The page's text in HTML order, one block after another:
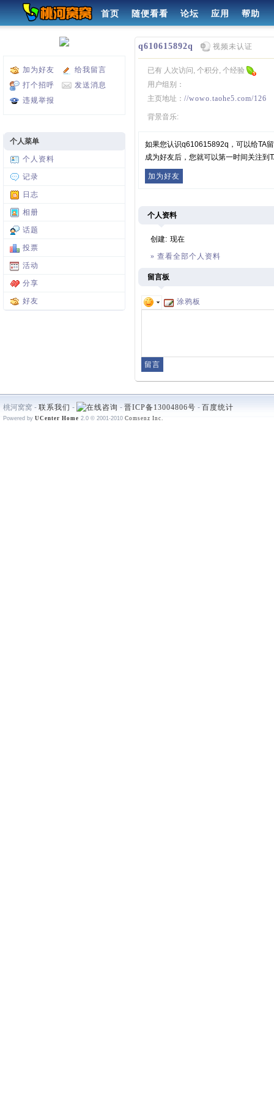
首页 随便看看 论坛 应用 帮助
加为好友
给我留言
打个招呼
发送消息
违规举报
个人菜单
个人资料
记录
日志
相册
话题
投票
活动
分享
好友
q610615892q 视频未认证
已有 人次访问, 个积分, 个经验
用户组别：
主页地址： //wowo.taohe5.com/126
背景音乐:
如果您认识q610615892q，可以给TA
成为好友后，您就可以第一时间关注到
加为好友
个人资料
创建: 现在
» 查看全部个人资料
留言板
涂鸦板
桃河窝窝 - 联系我们 - - 晋ICP备13004806号 - 百度统计
Powered by UCenter Home 2.0 © 2001-2010 Comsenz Inc.